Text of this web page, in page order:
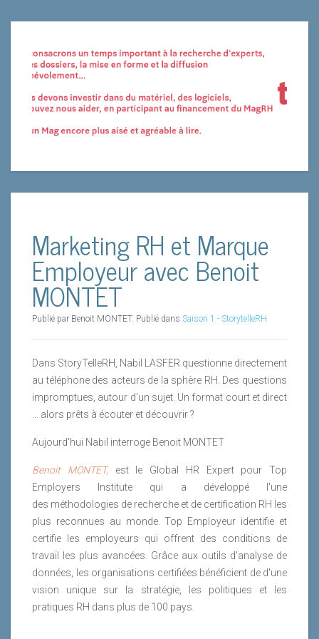
Marketing RH et Marque
Employeur avec Benoit
MONTET
Publié par Benoit MONTET. Publié dans Saison 1 - StorytelleRH
Dans StoryTelleRH, Nabil LASFER questionne directement
au téléphone des acteurs de la sphère RH. Des questions
impromptues, autour d'un sujet. Un format court et direct
... alors prêts à écouter et découvrir ?
Aujourd'hui Nabil interroge Benoit MONTET
Benoit MONTET,est le Global HR Expert pour Top
Employers Institute qui a développé l'une
des méthodologies de recherche et de certification RH les
plus reconnues au monde. Top Employeur identifie et
certifie les employeurs qui offrent des conditions de
travail les plus avancées. Grâce aux outils d'analyse de
données, les organisations certifiées bénéficient de d'une
vision unique sur la stratégie, les politiques et les
pratiques RH dans plus de 100 pays.